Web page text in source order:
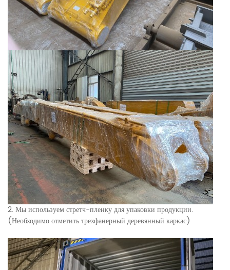
2. Мы используем стретч-пленку для упаковки продукции.
(Необходимо отметить трехфанерный деревянный каркас)